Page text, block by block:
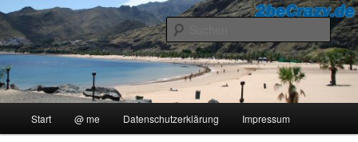
Zum
primären
Inhalt
springen
Zum
sekundären
Inhalt
springen2beCrazy
..::Ollis Blog::..
Start @ me Datenschutzerklärung Impressum